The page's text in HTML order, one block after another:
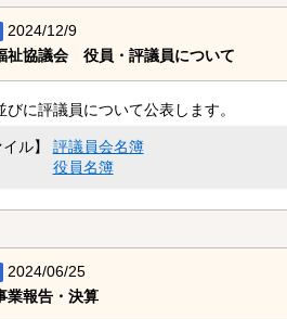
2024/12/9
祉協議会 役員・評議員について
びに評議員について公表します。
ル】
評議員会名簿
役員名簿
2024/06/25
業報告・決算